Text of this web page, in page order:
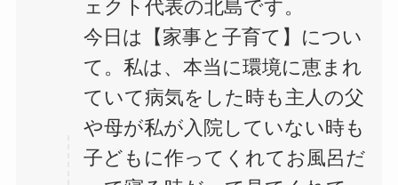
ェクト代表の北島です。
今日は【家事と子育て】につい
て。私は、本当に環境に恵まれ
ていて病気をした時も主人の父
や母が私が入院していない時も
子どもに作ってくれてお風呂だ